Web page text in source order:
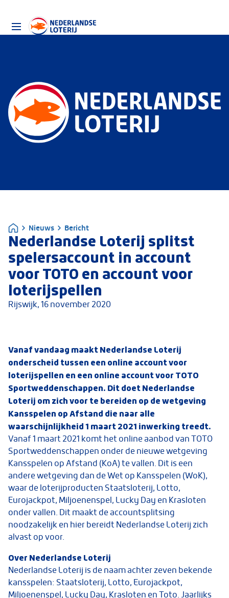
Nieuws Bericht
Nederlandse Loterij splitst
spelersaccount in account
voor TOTO en account voor
loterijspellen
Rijswijk, 16 november 2020
Vanaf vandaag maakt Nederlandse Loterij
onderscheid tussen een online account voor
loterijspellen en een online account voor TOTO
Sportweddenschappen. Dit doet Nederlandse
Loterij om zich voor te bereiden op de wetgeving
Kansspelen op Afstand die naar alle
waarschijnlijkheid 1 maart 2021 inwerking treedt.
Vanaf 1 maart 2021 komt het online aanbod van TOTO
Sportweddenschappen onder de nieuwe wetgeving
Kansspelen op Afstand (KoA) te vallen. Dit is een
andere wetgeving dan de Wet op Kansspelen (WoK),
waar de loterijproducten Staatsloterij, Lotto,
Eurojackpot, Miljoenenspel, Lucky Day en Krasloten
onder vallen. Dit maakt de accountsplitsing
noodzakelijk en hier bereidt Nederlandse Loterij zich
alvast op voor.
Over Nederlandse Loterij
Nederlandse Loterij is de naam achter zeven bekende
kansspelen: Staatsloterij, Lotto, Eurojackpot,
Miljoenenspel, Lucky Day, Krasloten en Toto. Jaarlijks